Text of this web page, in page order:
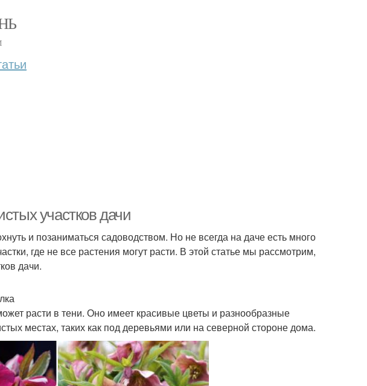
участков дачи
и позаниматься садоводством. Но не всегда на даче есть много
где не все растения могут расти. В этой статье мы рассмотрим,
дачи.
расти в тени. Оно имеет красивые цветы и разнообразные
местах, таких как под деревьями или на северной стороне дома.